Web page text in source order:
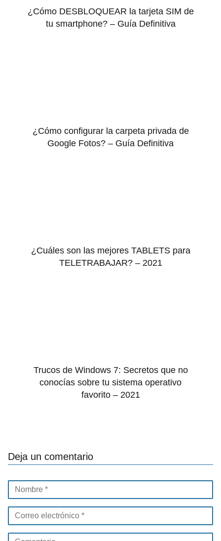
¿Cómo DESBLOQUEAR la tarjeta SIM de
tu smartphone? – Guía Definitiva
¿Cómo configurar la carpeta privada de
Google Fotos? – Guía Definitiva
¿Cuáles son las mejores TABLETS para
TELETRABAJAR? – 2021
Trucos de Windows 7: Secretos que no
conocías sobre tu sistema operativo
favorito – 2021
Deja un comentario